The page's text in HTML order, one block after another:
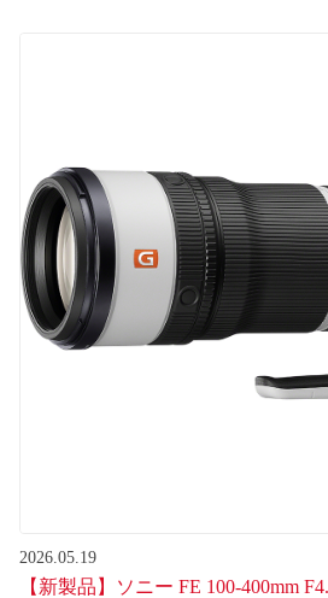
2026.05.19
【新製品】ソニー FE 100-400mm